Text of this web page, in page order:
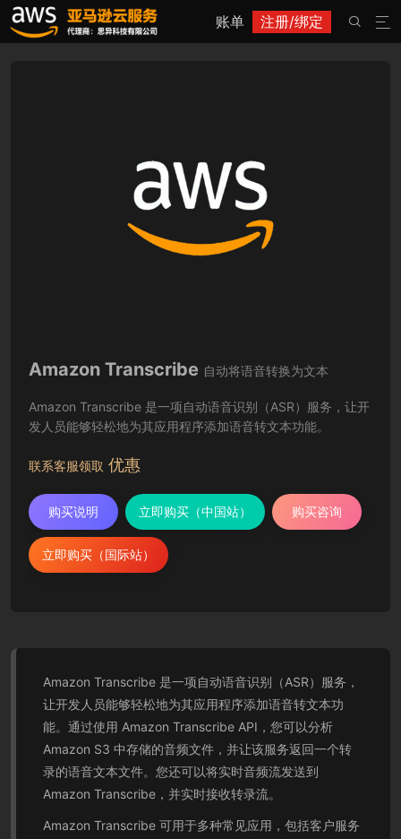
账单 注册/绑定 

Amazon Transcribe 自动将语音转换为文本
Amazon Transcribe 是一项自动语音识别（ASR）服务，让开
发人员能够轻松地为其应用程序添加语音转文本功能。
联系客服领取 优惠
购买说明 立即购买（中国站） 购买咨询
立即购买（国际站）
Amazon Transcribe 是一项自动语音识别（ASR）服务，
让开发人员能够轻松地为其应用程序添加语音转文本功
能。通过使用 Amazon Transcribe API，您可以分析
Amazon S3 中存储的音频文件，并让该服务返回一个转
录的语音文本文件。您还可以将实时音频流发送到
Amazon Transcribe，并实时接收转录流。
Amazon Transcribe 可用于多种常见应用，包括客户服务